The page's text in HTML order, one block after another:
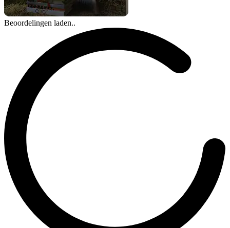
Beoordelingen laden..